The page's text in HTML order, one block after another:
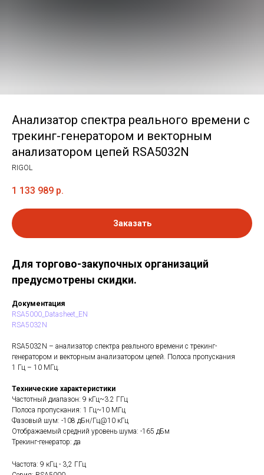
Анализатор спектра реального времени с
трекинг-генератором и векторным
анализатором цепей RSA5032N
RIGOL
1 133 989 р.
Заказать
Для торгово-закупочных организаций
предусмотрены скидки.
Документация
RSA5000_Datasheet_EN
RSA5032N
RSA5032N – анализатор спектра реального времени с трекинг-
генератором и векторным анализатором цепей. Полоса пропускания
1 Гц – 10 МГц.
Технические характеристики
Частотный диапазон: 9 кГц~3.2 ГГц
Полоса пропускания: 1 Гц~10 МГц
Фазовый шум: -108 дБн/Гц@10 кГц
Отображаемый средний уровень шума: -165 дБм
Трекинг-генератор: да
Частота: 9 кГц - 3,2 ГГц